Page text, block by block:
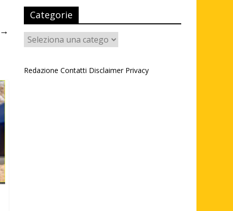
→
Categorie
Categorie
Redazione Contatti Disclaimer Privacy